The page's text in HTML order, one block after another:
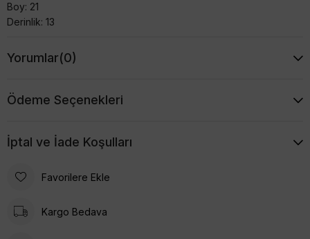
Boy: 21
Derinlik: 13
Yorumlar(0)
Ödeme Seçenekleri
İptal ve İade Koşulları
Favorilere Ekle
Kargo Bedava